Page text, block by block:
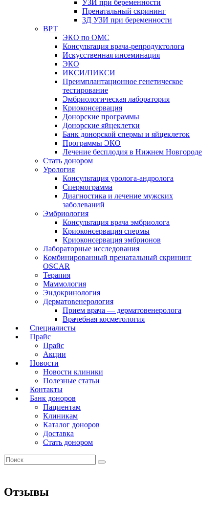
УЗИ при беременности
Пренатальный скрининг
3Д УЗИ при беременности
ВРТ
ЭКО по ОМС
Консультация врача-репродуктолога
Искусственная инсеминация
ЭКО
ИКСИ/ПИКСИ
Преимплантационное генетическое
тестирование
Эмбриологическая лаборатория
Криоконсервация
Донорские программы
Донорские яйцеклетки
Банк донорской спермы и яйцеклеток
Программы ЭКО
Лечение бесплодия в Нижнем Новгороде
Стать донором
Урология
Консультация уролога-андролога
Спермограмма
Диагностика и лечение мужских
заболеваний
Эмбриология
Консультация врача эмбриолога
Криоконсервация спермы
Криоконсервация эмбрионов
Лабораторные исследования
Комбинированный пренатальный скрининг
OSCAR
Терапия
Маммология
Эндокринология
Дерматовенерология
Прием врача — дерматовенеролога
Врачебная косметология
Специалисты
Прайс
Прайс
Акции
Новости
Новости клиники
Полезные статьи
Контакты
Банк доноров
Пациентам
Клиникам
Каталог доноров
Доставка
Стать донором
Отзывы